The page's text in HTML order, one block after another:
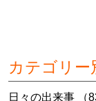
カテゴリー
日々の出来事 （